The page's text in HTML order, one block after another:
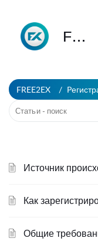
FREE2EX Помощь
FREE2EX
Источник
Как
Общие